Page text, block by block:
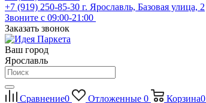
+7 (919) 250-85-30 г. Ярославль, Базовая улица, 2
Звоните с 09:00-21:00
Заказать звонок
Ваш город
Ярославль
Сравнение0 Отложенные 0 Корзина0